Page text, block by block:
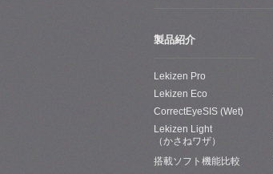
製品紹介
Lekizen Pro
Lekizen Eco
CorrectEyeSIS (Wet)
Lekizen Light
（かさねワザ）
搭載ソフト機能比較